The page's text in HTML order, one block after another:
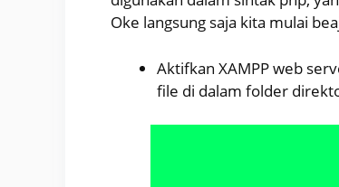
Oke langsung saja kita mulai
Aktifkan XAMPP web
file di dalam folder